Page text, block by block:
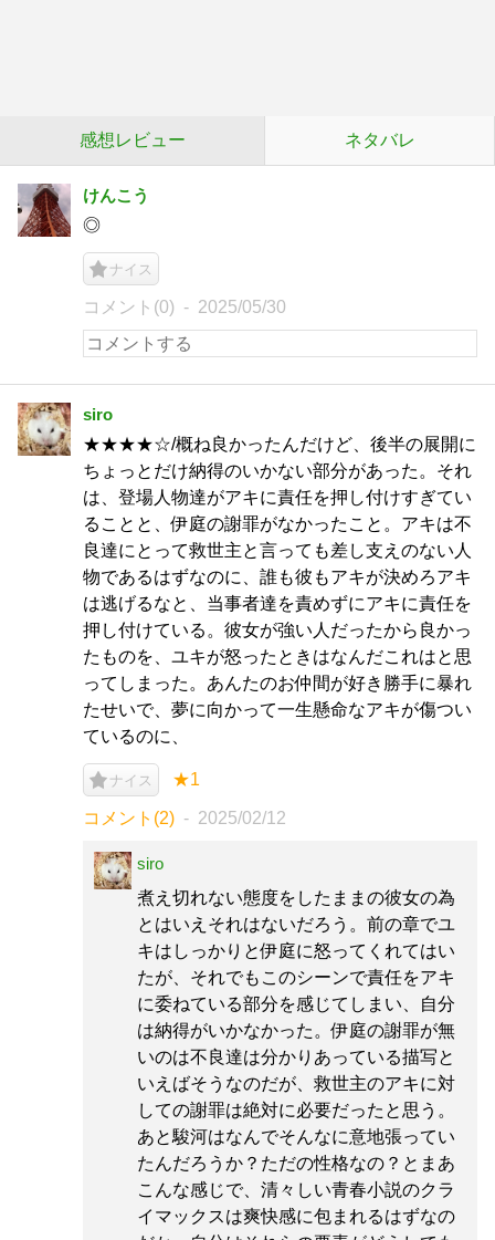
感想レビュー ネタバレ
けんこう
◎
ナイス
コメント(0) 2025/05/30
siro
★★★★☆/概ね良かったんだけど、後半の展開に
ちょっとだけ納得のいかない部分があった。それ
は、登場人物達がアキに責任を押し付けすぎてい
ることと、伊庭の謝罪がなかったこと。アキは不
良達にとって救世主と言っても差し支えのない人
物であるはずなのに、誰も彼もアキが決めろアキ
は逃げるなと、当事者達を責めずにアキに責任を
押し付けている。彼女が強い人だったから良かっ
たものを、ユキが怒ったときはなんだこれはと思
ってしまった。あんたのお仲間が好き勝手に暴れ
たせいで、夢に向かって一生懸命なアキが傷つい
ているのに、
ナイス ★1
コメント(2) 2025/02/12
siro
煮え切れない態度をしたままの彼女の為
とはいえそれはないだろう。前の章でユ
キはしっかりと伊庭に怒ってくれてはい
たが、それでもこのシーンで責任をアキ
に委ねている部分を感じてしまい、自分
は納得がいかなかった。伊庭の謝罪が無
いのは不良達は分かりあっている描写と
いえばそうなのだが、救世主のアキに対
しての謝罪は絶対に必要だったと思う。
あと駿河はなんでそんなに意地張ってい
たんだろうか？ただの性格なの？とまあ
こんな感じで、清々しい青春小説のクラ
イマックスは爽快感に包まれるはずなの